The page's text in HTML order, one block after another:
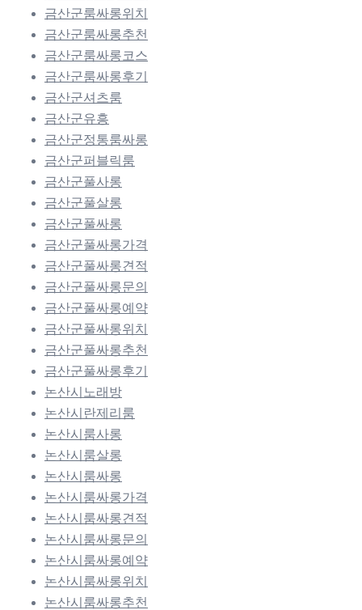
금산군룸싸롱위치
금산군룸싸롱추천
금산군룸싸롱코스
금산군룸싸롱후기
금산군셔츠룸
금산군유흥
금산군정통룸싸롱
금산군퍼블릭룸
금산군풀사롱
금산군풀살롱
금산군풀싸롱
금산군풀싸롱가격
금산군풀싸롱견적
금산군풀싸롱문의
금산군풀싸롱예약
금산군풀싸롱위치
금산군풀싸롱추천
금산군풀싸롱후기
논산시노래방
논산시란제리룸
논산시룸사롱
논산시룸살롱
논산시룸싸롱
논산시룸싸롱가격
논산시룸싸롱견적
논산시룸싸롱문의
논산시룸싸롱예약
논산시룸싸롱위치
논산시룸싸롱추천